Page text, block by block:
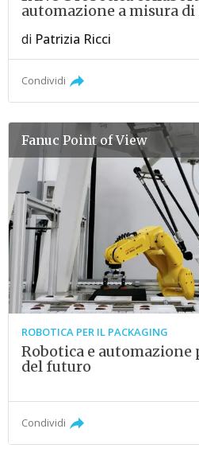
automazione a misura
di Patrizia Ricci
Condividi
Fanuc Point of View
ROBOTICA PER IL PACKAGING
Robotica e
del futuro
Condividi